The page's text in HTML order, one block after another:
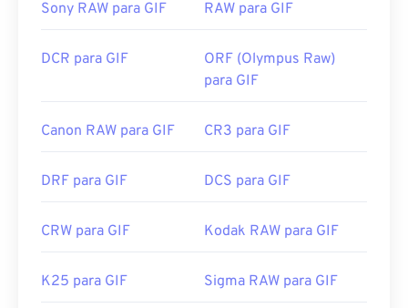
Links úteis: https://en.wikipedia.org/wiki/GIF
Sony RAW para GIF RAW para GIF
DCR para GIF
ORF (Olympus Raw)
para GIF
Canon RAW para GIF CR3 para GIF
DRF para GIF DCS para GIF
CRW para GIF Kodak RAW para GIF
K25 para GIF Sigma RAW para GIF